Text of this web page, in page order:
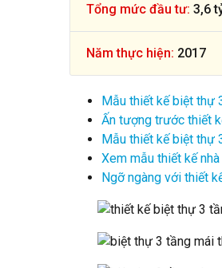
Tổng mức đầu tư: 3,6
Năm thực hiện: 2017
Mẫu thiết kế biệt thự
Ấn tượng trước thiết
Mẫu thiết kế biệt thự
Xem mẫu thiết kế
Ngỡ ngàng với thiết